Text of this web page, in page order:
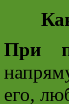
При
его,